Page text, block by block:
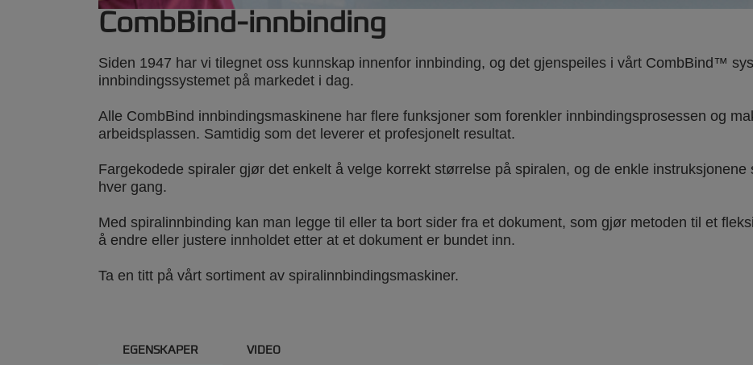
CombBind-innbinding
Siden 1947 har vi tilegnet oss kunnskap innenfor innbinding, og det gjenspeiles i vårt CombBind™
innbindingssystemet på markedet i dag.
Alle CombBind innbindingsmaskinene har flere funksjoner som forenkler innbindingsprosessen og
arbeidsplassen. Samtidig som det leverer et profesjonelt resultat.
Fargekodede spiraler gjør det enkelt å velge korrekt størrelse på spiralen, og de enkle
hver gang.
Med spiralinnbinding kan man legge til eller ta bort sider fra et dokument, som gjør metoden til et
å endre eller justere innholdet etter at et dokument er bundet inn.
Ta en titt på vårt sortiment av spiralinnbindingsmaskiner.
EGENSKAPER VIDEO